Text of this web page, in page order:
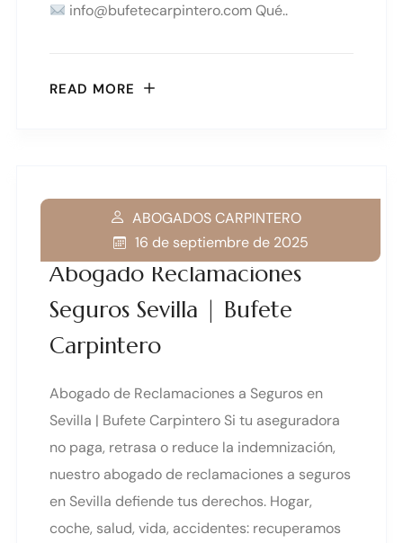
info@bufetecarpintero.com Qué..
READ MORE
Abogado Reclamaciones
Seguros Sevilla | Bufete
Carpintero
ABOGADOS CARPINTERO
16 de septiembre de 2025
Abogado de Reclamaciones a Seguros en
Sevilla | Bufete Carpintero Si tu aseguradora
no paga, retrasa o reduce la indemnización,
nuestro abogado de reclamaciones a seguros
en Sevilla defiende tus derechos. Hogar,
coche, salud, vida, accidentes: recuperamos